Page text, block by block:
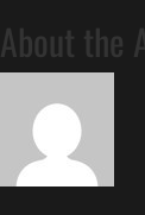
About the